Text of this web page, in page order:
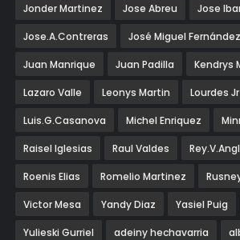
Jonder Martinez Jose Abreu Jose
Jose.A.Contreras José Miguel Fernández
Juan Manrique Juan Padilla Kendrys
Lazaro Valle Leonys Martin Lourdes
Luis.G.Casanova Michel Enriquez
Raisel Iglesias Raul Valdes
Roenis Elias Romelio Martinez
Victor Mesa Yandy Diaz Yasiel Puig
Yulieski Gurriel adeiny hechavarria